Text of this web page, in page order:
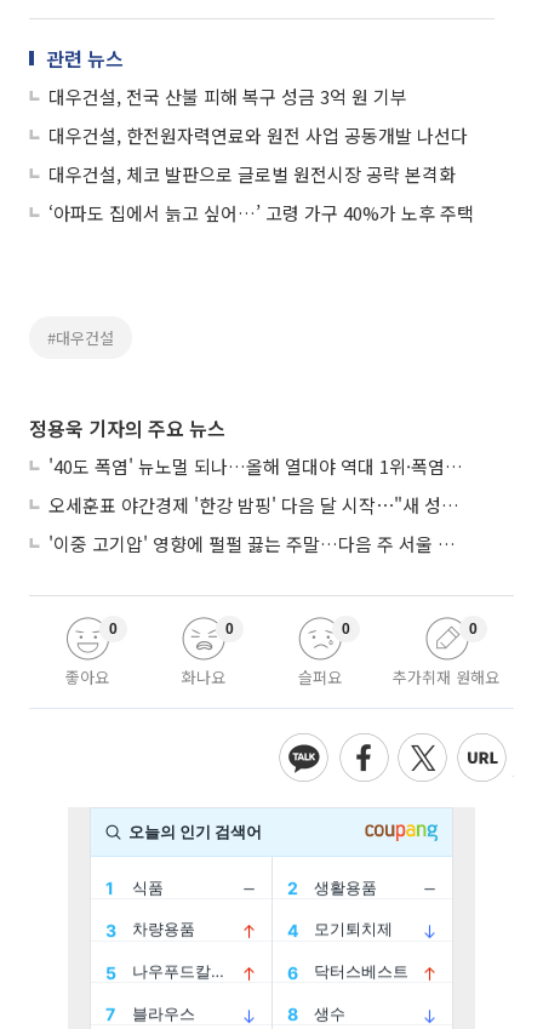
관련 뉴스
대우건설, 전국 산불 피해 복구 성금 3억 원 기부
대우건설, 한전원자력연료와 원전 사업 공동개발 나선다
대우건설, 체코 발판으로 글로벌 원전시장 공략 본격화
‘아파도 집에서 늙고 싶어…’ 고령 가구 40%가 노후 주택
#대우건설
정용욱 기자의 주요 뉴스
'40도 폭염' 뉴노멀 되나…올해 열대야 역대 1위·폭염일수 평년 3배 넘어
오세훈표 야간경제 '한강 밤핑' 다음 달 시작⋯"새 성장동력 만들 것"
'이중 고기압' 영향에 펄펄 끓는 주말…다음 주 서울 포함 서쪽이 더 덥다
좋아요
0
화나요
0
슬퍼요
0
추가취재 원해요
0